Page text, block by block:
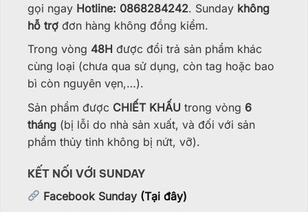
gọi ngay Hotline: 0868284242. Sunday không
hỗ trợ đơn hàng không đồng kiểm.
Trong vòng 48H được đổi trả sản phẩm khác
cùng loại (chưa qua sử dụng, còn tag hoặc bao
bì còn nguyên vẹn,…).
Sản phẩm được CHIẾT KHẤU trong vòng 6
tháng (bị lỗi do nhà sản xuất, và đối với sản
phẩm thủy tinh không bị nứt, vỡ).
KẾT NỐI VỚI SUNDAY
Facebook Sunday (Tại đây)